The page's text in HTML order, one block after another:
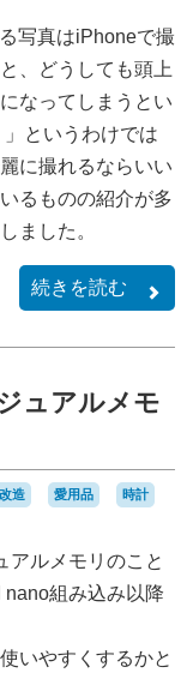
写真はiPhoneで撮
、どうしても頭上
なってしまうとい
というわけでは
に撮れるならいい
るものの紹介が多
ました。
続きを読む
ュアルメモ
改造 愛用品
時計
アルメモリのこと
nano組み込み以降
いやすくするかと